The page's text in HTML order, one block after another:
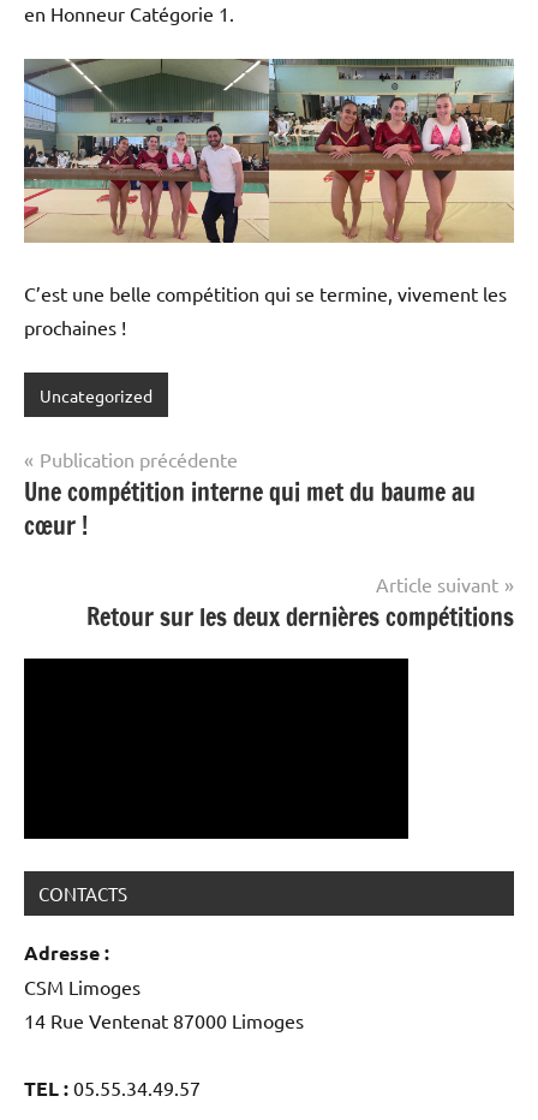
en Honneur Catégorie 1.
C’est une belle compétition qui se termine, vivement les
prochaines !
Uncategorized
Navigation
de
l’article
Publication précédente
Une compétition interne qui met du baume au
cœur !
Article suivant
Retour sur les deux dernières compétitions
CONTACTS
Adresse :
CSM Limoges
14 Rue Ventenat 87000 Limoges
TEL : 05.55.34.49.57